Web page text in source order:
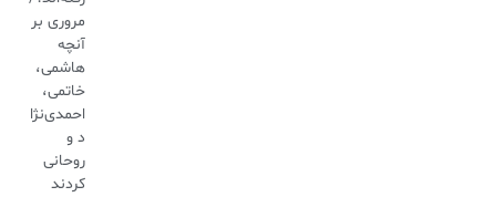
مروری بر
آنچه
هاشمی،
خاتمی،
احمدی‌نژا
د و
روحانی
کردند